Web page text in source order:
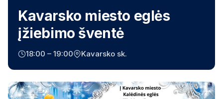
Kavarsko miesto eglės
įžiebimo šventė
18:00 – 19:00 Kavarsko sk.